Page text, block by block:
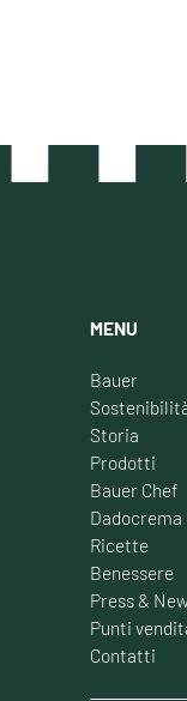
MENU
Bauer
Storia
Prodotti
Bauer Chef
Dadocrema
Ricette
Benessere
Press &
Punti
Contatti